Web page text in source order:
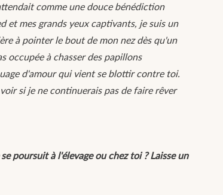
comme une douce bénédiction
et mes grands yeux captivants, je suis un
à pointer le bout de mon nez dès qu'un
occupée à chasser des papillons
d'amour qui vient se blottir contre toi.
si je ne continuerais pas de faire rêver
poursuit à l'élevage ou chez toi ? Laisse un